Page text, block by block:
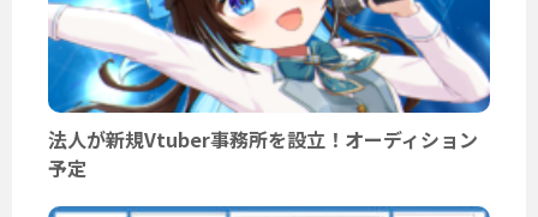
法人が新規Vtuber事務所を設立！オーディション
予定